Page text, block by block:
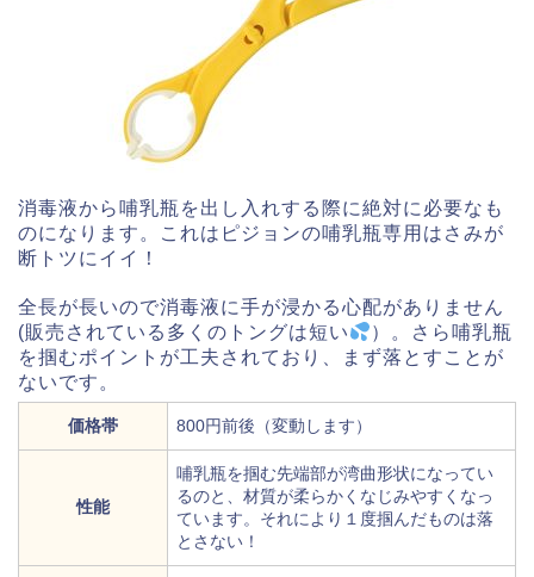
消毒液から哺乳瓶を出し入れする際に絶対に必要なも
のになります。これはピジョンの哺乳瓶専用はさみが
断トツにイイ！
全長が長いので消毒液に手が浸かる心配がありません
(販売されている多くのトングは短い
）。さら哺乳瓶
を掴むポイントが工夫されており、まず落とすことが
ないです。
価格帯 800円前後（変動します）
性能
哺乳瓶を掴む先端部が湾曲形状になってい
るのと、材質が柔らかくなじみやすくなっ
ています。それにより１度掴んだものは落
とさない！